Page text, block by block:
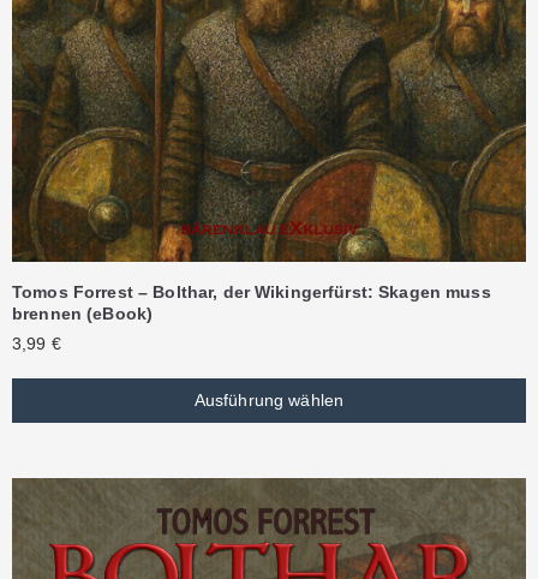
Tomos Forrest – Bolthar, der Wikingerfürst: Skagen muss
brennen (eBook)
3,99 €
Ausführung wählen